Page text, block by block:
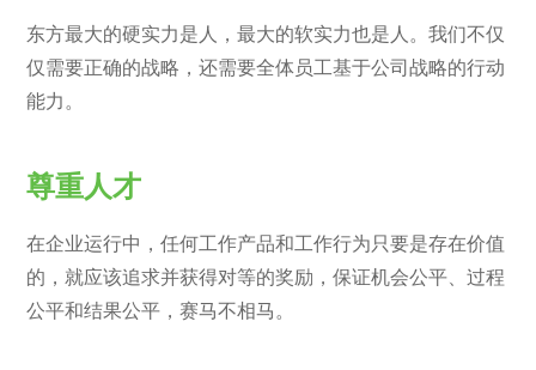
东方最大的硬实力是人，最大的软实力也是人。我们不仅
仅需要正确的战略，还需要全体员工基于公司战略的行动
能力。
尊重人才
在企业运行中，任何工作产品和工作行为只要是存在价值
的，就应该追求并获得对等的奖励，保证机会公平、过程
公平和结果公平，赛马不相马。